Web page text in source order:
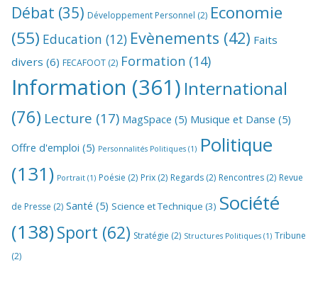
Débat (35) Développement Personnel (2) Economie
(55) Education (12) Evènements (42) Faits
divers (6) FECAFOOT (2) Formation (14)
Information (361) International
(76) Lecture (17) MagSpace (5) Musique et Danse (5)
Offre d'emploi (5) Personnalités Politiques (1) Politique
(131) Portrait (1) Poésie (2) Prix (2) Regards (2) Rencontres (2) Revue
de Presse (2) Santé (5) Science et Technique (3) Société
(138)Sport (62) Stratégie (2) Structures Politiques (1) Tribune
(2)